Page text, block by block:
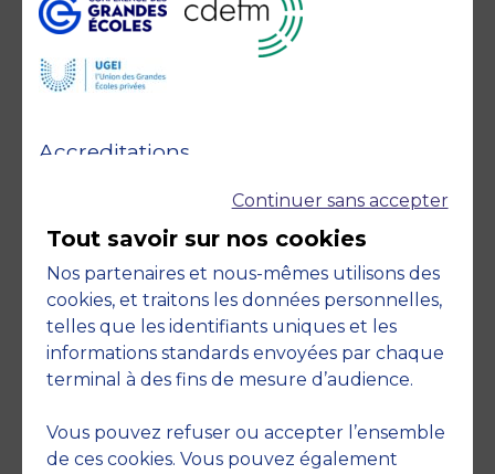
Accreditations
Engagements
Continuer sans accepter
Tout savoir sur nos cookies
Nos partenaires et nous-mêmes utilisons des
cookies, et traitons les données personnelles,
telles que les identifiants uniques et les
informations standards envoyées par chaque
terminal à des fins de mesure d’audience.
Vous pouvez refuser ou accepter l’ensemble
de ces cookies. Vous pouvez également